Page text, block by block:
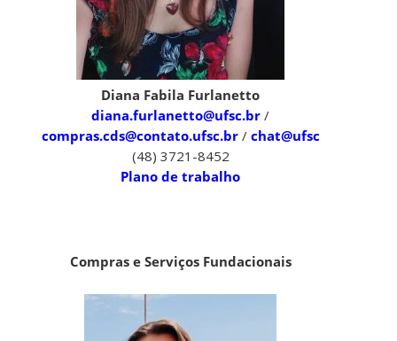
Diana Fabila Furlanetto
diana.furlanetto@ufsc.br /
compras.cds@contato.ufsc.br/ chat@ufsc
(48) 3721-8452
Plano de trabalho
Compras e Serviços Fundacionais